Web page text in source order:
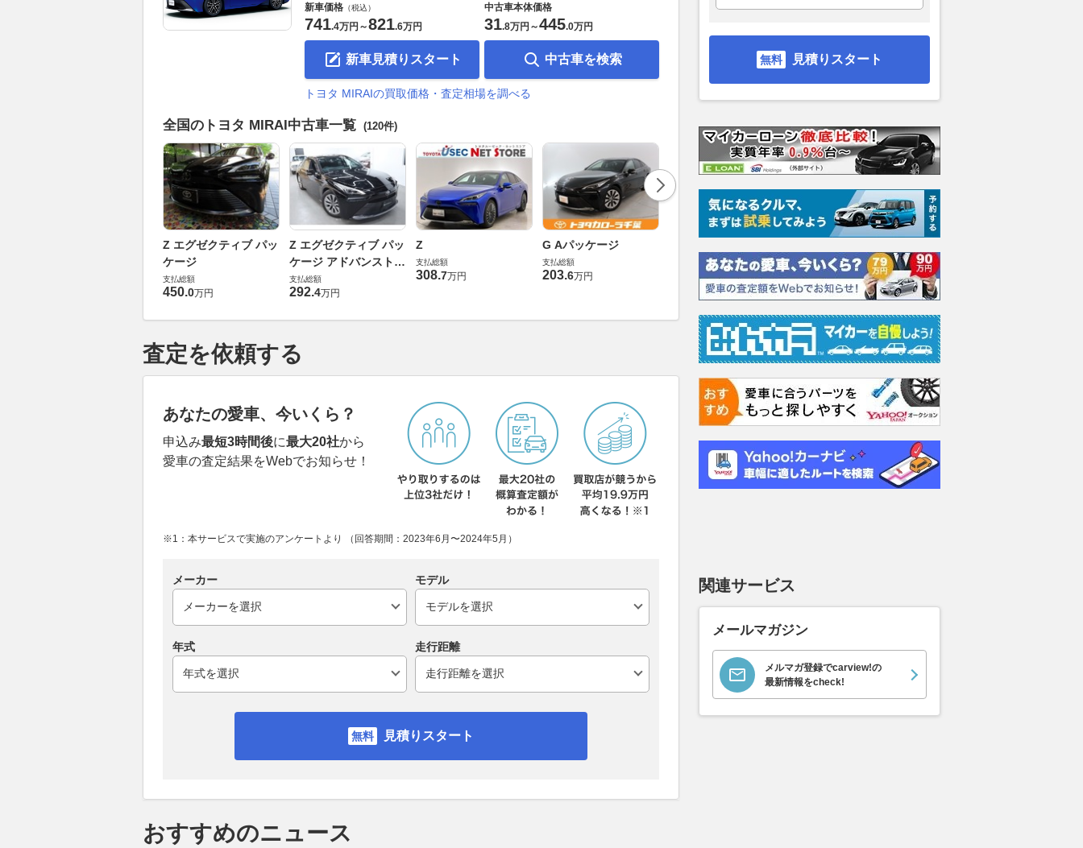
新車価格 （税込）
741.4万円 ～821.6万円
新車見積りスタート
中古車本体価格
31.8万円 ～445.0万円
中古車を検索
トヨタ MIRAIの買取価格・査定相場を調べる
全国のトヨタ MIRAI中古車一覧 (120件)
Z エグゼクティブ パッ
ケージ
支払総額
450.0万円
Z エグゼクティブ パッ
ケージ アドバンスト
ドライブ
支払総額
292.4万円
Z
支払総額
308.7万円
G Aパッケージ
支払総額
203.6万円
万円
G
支払総額
115.4万円
G
支払総額
150
査定を依頼する
あなたの愛車、今いくら？
申込み最短3時間後に最大20社から
愛車の査定結果をWebでお知らせ！
※1：本サービスで実施のアンケートより （回答期間：2023年6月〜2024年5月）
メーカー モデル
年式 走行距離
見積りスタート
おすすめのニュース
見積りスタート
関連サービス
メールマガジン
メルマガ登録でcarview!の
最新情報をcheck!